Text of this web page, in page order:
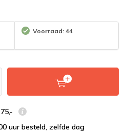
Voorraad: 44
uur besteld, zelfde dag